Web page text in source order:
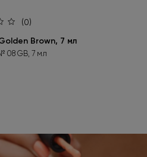
(0)
Brown, 7 мл
08 GB, 7 мл